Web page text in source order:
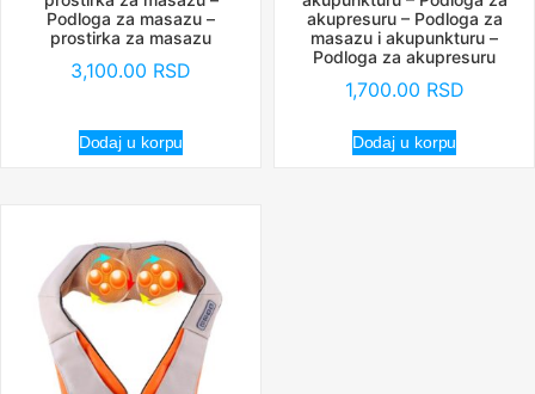
Podloga za masazu –
prostirka za masazu
3,100.00 RSD
Dodaj u korpu
akupresuru – Podloga za
masazu i akupunkturu –
Podloga za akupresuru
1,700.00 RSD
Dodaj u korpu